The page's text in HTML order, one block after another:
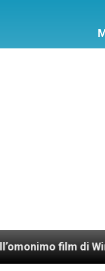
di Wim Wenders